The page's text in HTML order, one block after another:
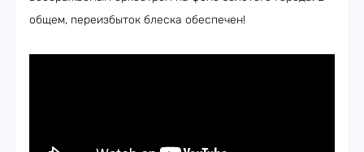
общем, переизбыток блеска обеспечен!